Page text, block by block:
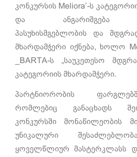
კონკურსის Meliora’-ს
და ანგარიშგება
პასუხისმგებლობის და
მხარდამჭერი იქნება, ხოლო
_BARTA-ს „საუკეთესო
კატეგორიის მხარდამჭერი.
პარტნიორობის
რომლებიც განაცხადს
კონკურსში მონაწილეობის
უნიკალური
ყოველწლიურ მასტერკლასს